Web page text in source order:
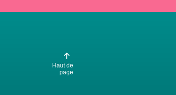
Haut de
page